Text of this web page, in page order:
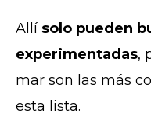
Allí solo pueden
experimentadas,
mar son las más
esta lista.